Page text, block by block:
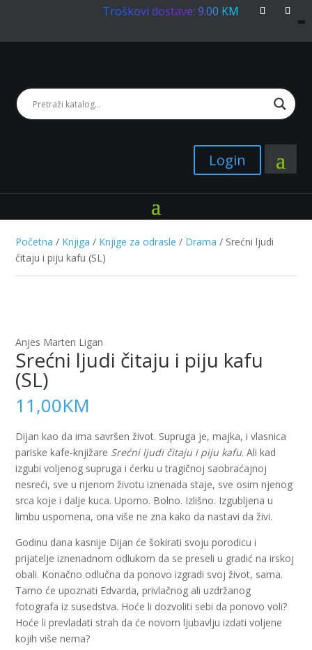
Troškovi dostave: 9.00 KM
Login
Početna / Knjiga / Knjige za odrasle / Drama / Srećni ljudi
čitaju i piju kafu (SL)
Anjes Marten Ligan
Srećni ljudi čitaju i piju kafu
(SL)
11,00KM
Dijan kao da ima savršen život. Supruga je, majka, i vlasnica
pariske kafe-knjižare Srećni ljudi čitaju i piju kafu. Ali kad
izgubi voljenog supruga i ćerku u tragičnoj saobraćajnoj
nesreći, sve u njenom životu iznenada staje, sve osim njenog
srca koje i dalje kuca. Uporno. Bolno. Izlišno. Izgubljena u
limbu uspomena, ona više ne zna kako da nastavi da živi.
Godinu dana kasnije Dijan će šokirati svoju porodicu i
prijatelje iznenadnom odlukom da se preseli u gradić na irskoj
obali. Konačno odlučna da ponovo izgradi svoj život, sama.
Tamo će upoznati Edvarda, privlačnog ali uzdržanog
fotografa iz susedstva. Hoće li dozvoliti sebi da ponovo voli?
Hoće li prevladati strah da će novom ljubavlju izdati voljene
kojih više nema?